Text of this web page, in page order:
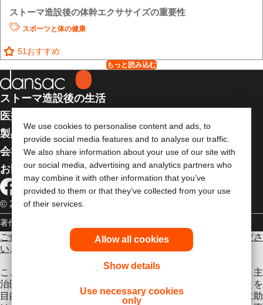
We use cookies to personalise content and ads, to
provide social media features and to analyse our traffic.
We also share information about your use of our site with
our social media, advertising and analytics partners who
may combine it with other information that you’ve
provided to them or that they’ve collected from your use
of their services.
Allow all cookies
Show details
Use necessary cookies
only
ストーマ造設後の体幹エクササイズの重要性
スポーツと体の健康
51 おすすめ
もっと読み込む
ストーマ造設後の生活
医療従事者向け情報
製品
会社案内
お問い合わせ
© 2026 Dansac A/S. 全著作権所有
著作権
ご使用に際しては使用説明書をよく読み、正しくお使いくださ
い。
ここに記載されている情報は医療上のアドバイスではなく、主
治医やその他の医療従事者のアドバイスの代わりとなることを
目的としたものではありません。この情報を医療的緊急時に助